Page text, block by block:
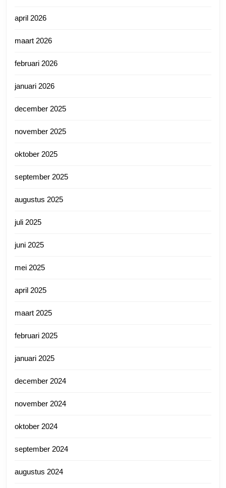
april 2026
maart 2026
februari 2026
januari 2026
december 2025
november 2025
oktober 2025
september 2025
augustus 2025
juli 2025
juni 2025
mei 2025
april 2025
maart 2025
februari 2025
januari 2025
december 2024
november 2024
oktober 2024
september 2024
augustus 2024